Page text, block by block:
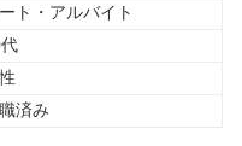
ト・アルバイト
済み